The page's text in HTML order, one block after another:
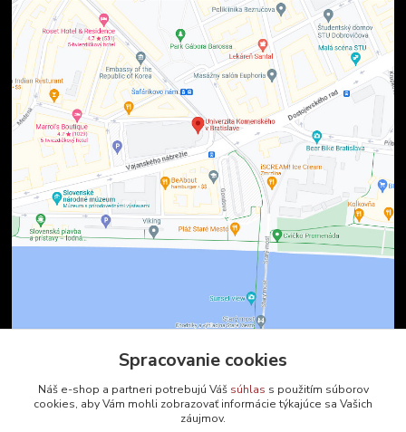
Kontakty
Spracovanie cookies
Náš e-shop a partneri potrebujú Váš súhlas s použitím súborov
cookies, aby Vám mohli zobrazovať informácie týkajúce sa Vašich
záujmov.